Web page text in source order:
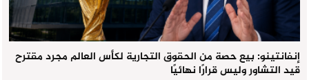
إنفانتينو: بيع حصة من الحقوق التجارية لكأس العالم مجرد مقترح
قيد التشاور وليس قرارًا نهائيًا